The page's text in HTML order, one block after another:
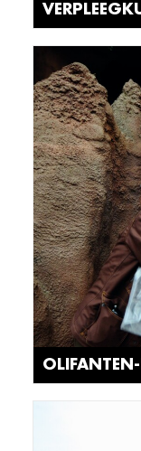
OLIFANTEN-